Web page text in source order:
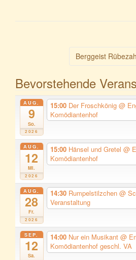
Beitragsnavigation
Berggeist
Bevorstehende
AUG.
9
So.
2026
15:00 Der Froschkönig @
Komödiantenhof
AUG.
12
Mi.
2026
15:00 Hänsel und Gretel @
Komödiantenhof
AUG.
28
Fr.
2026
14:30 Rumpelstilzchen @
Veranstaltung
SEP.
12
Sa.
14:00 Nur ein Musikant @
Komödiantenhof geschl. VA